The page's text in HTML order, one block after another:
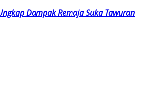
Dampak Remaja Suka Tawuran